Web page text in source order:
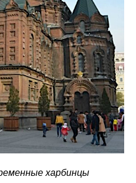
харбинцы